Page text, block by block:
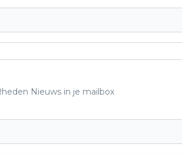
Nieuws in je mailbox